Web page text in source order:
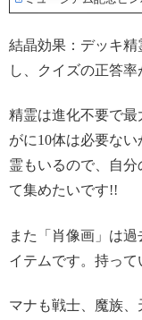
結晶効果：デッキ精
し、クイズの正答率
精霊は進化不要で
がに10体は必要な
霊もいるので、自
て集めたいです!!
また「肖像画」は
イテムです。持っ
マナも戦士、魔族